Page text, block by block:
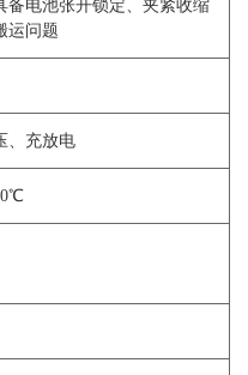
备电池张开锁定、夹紧收缩
运问题
、充放电